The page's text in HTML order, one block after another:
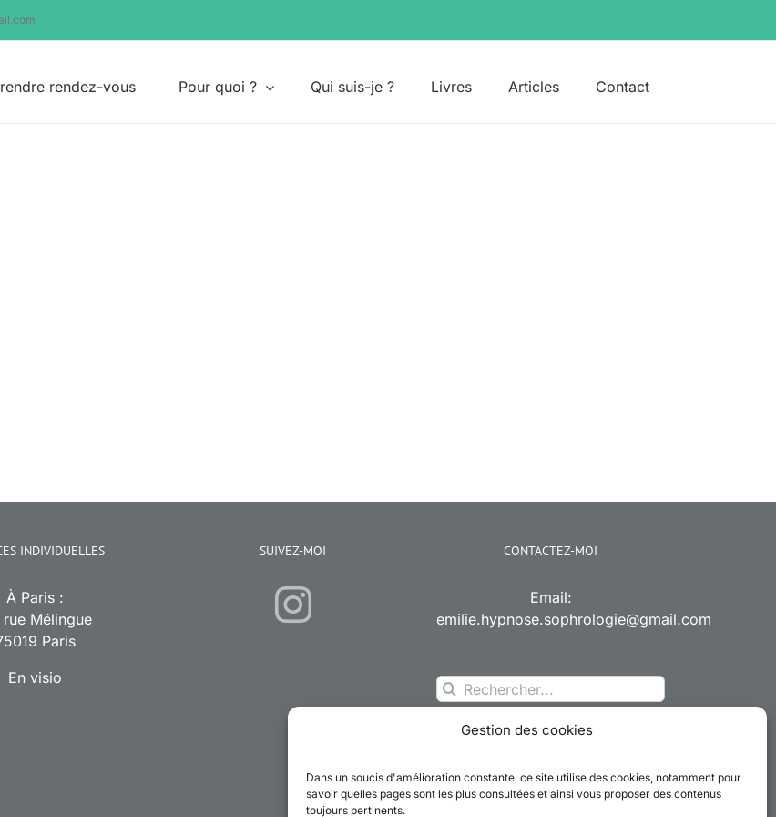
Gestion des cookies
Dans un soucis d'amélioration constante, ce site utilise des cookies, notamment pour
savoir quelles pages sont les plus consultées et ainsi vous proposer des contenus
toujours pertinents.
rendez-vous Pour quoi ? Qui suis-je ? Livres Articles Contact
INDIVIDUELLES
À Paris :
rue Mélingue
Paris
En visio
SUIVEZ-MOI CONTACTEZ-MOI
Email:
emilie.hypnose.sophrologie@gmail.com
Rechercher: